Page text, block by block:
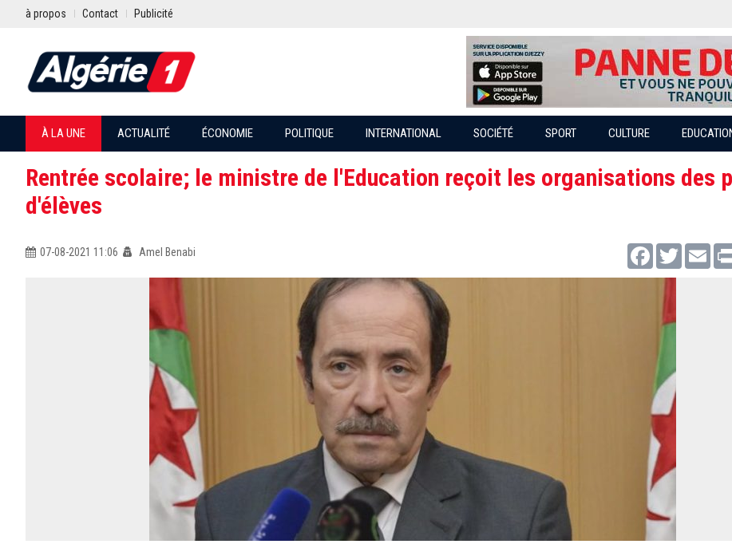
à propos Contact Publicité
À LA UNE ACTUALITÉ ÉCONOMIE POLITIQUE INTERNATIONAL SOCIÉTÉ SPORT CULTURE
Rentrée scolaire; le ministre de l'Education reçoit les organisations des
d'élèves
07-08-2021 11:06 Amel Benabi FacebookTwitter